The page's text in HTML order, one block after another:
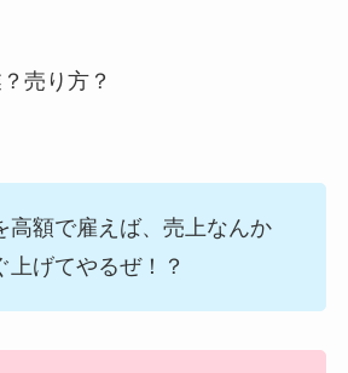
売り方？
高額で雇えば、売上なんか
上げてやるぜ！？